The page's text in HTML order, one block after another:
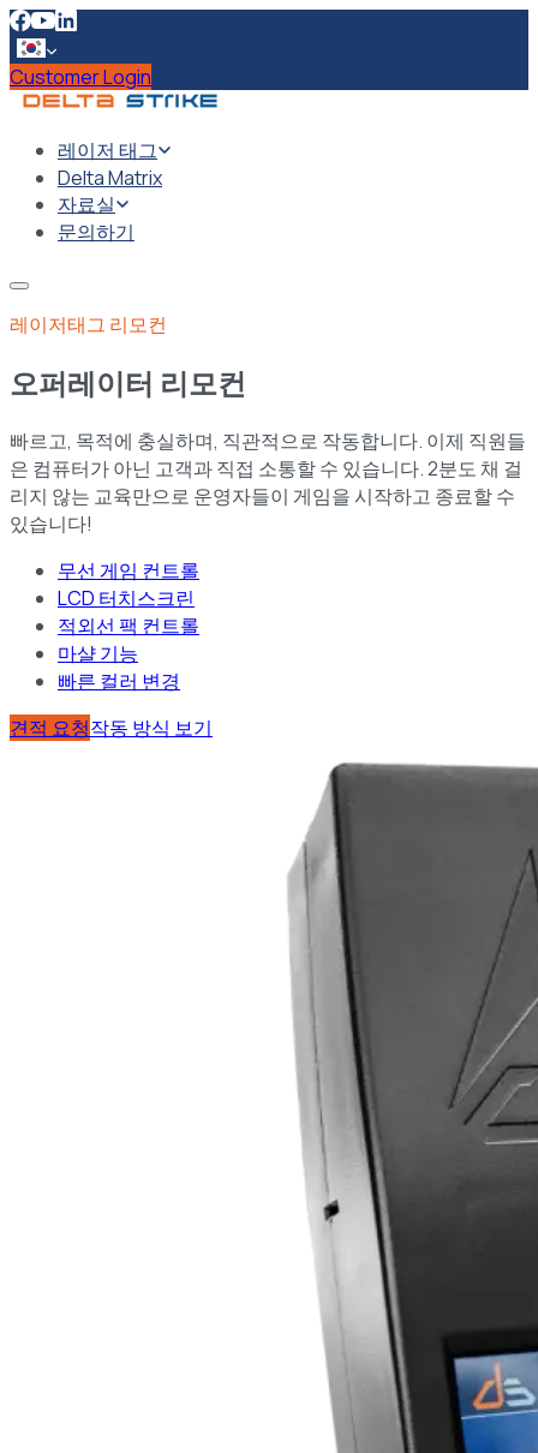
Customer Login
레이저 태그
Delta Matrix
자료실
문의하기
레이저태그 리모컨
오퍼레이터 리모컨
빠르고, 목적에 충실하며, 직관적으로 작동합니다. 이제 직원들
은 컴퓨터가 아닌 고객과 직접 소통할 수 있습니다. 2분도 채 걸
리지 않는 교육만으로 운영자들이 게임을 시작하고 종료할 수
있습니다!
무선 게임 컨트롤
LCD 터치스크린
적외선 팩 컨트롤
마샬 기능
빠른 컬러 변경
견적 요청작동 방식 보기